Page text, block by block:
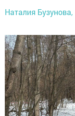
Наталия Бузунова,